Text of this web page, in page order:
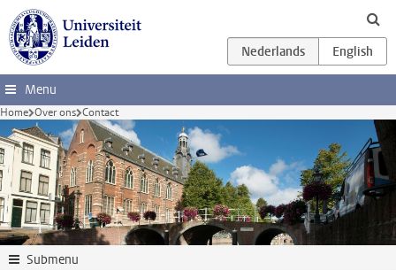
Ga direct naar de inhoud
Menu
Home Over ons Contact
Submenu